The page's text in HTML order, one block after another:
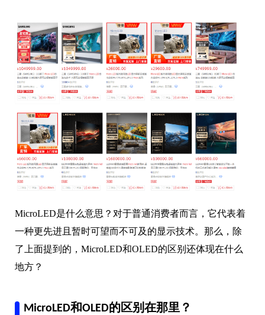
MicroLED是什么意思？对于普通消费者而言，它代表着
一种更先进且暂时可望而不可及的显示技术。那么，除
了上面提到的，MicroLED和OLED的区别还体现在什么
地方？
MicroLED和OLED的区别在那里？